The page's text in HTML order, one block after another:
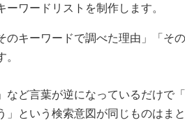
ワードリストを制作します。
のキーワードで調べた理由」「そ
ど言葉が逆になっているだけで
という検索意図が同じものはまと